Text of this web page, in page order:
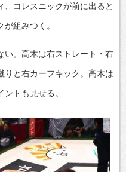
コレスニックが前に出ると
組みつく。
い。高木は右ストレート・右
りと右カーフキック。高木は
トも見せる。